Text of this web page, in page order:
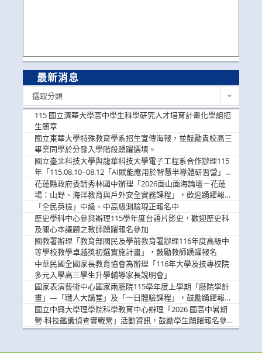
最新消息
選取分類
115 國立清華大學高中學生科學研究人才培育計畫化學組招
生簡章
國立東華大學特殊教育學系招生宣傳海報，並鼓勵貴校高三
畢業同學於分發入學階段踴躍選填。
國立臺北科技大學與龍華科技大學電子工程系合作辦理115
年「115.08.10~08.12「AI賦能應用於智慧半導體研習營」，
歡迎學生踴躍報名參加
花蓮縣政府委請秀林國中辦理「2026面山面海論壇－花蓮
場：山野、海洋教育與戶外安全實務課程」，歡迎踴躍報名
參加
「全民英檢」中級、中高級測驗現正報名中
歷史學科中心參與辦理115學年度台語片影史，歡迎歷史科
及關心本議題之教師踴躍報名參加
國教署辦理「教育部國民及學前教育署辦理116年度高級中
等學校教學卓越獎初選實施計畫」，鼓勵教師踴躍報名
中華民國全國家長教育協會為辦理「116年大學及技專校院
多元入學高三學生升學輔導家長說明會」
國家表演藝術中心國家兩廳院115學年度上學期「廳院學計
畫」—「職人大講堂」及「一日體驗課程」，鼓勵踴躍報名
參與。
國立中興大學理學院科學教育中心辦理「2026 國高中暑期
營-科技鑑識偵查實戰營」活動資訊，鼓勵學生踴躍報名參
加。